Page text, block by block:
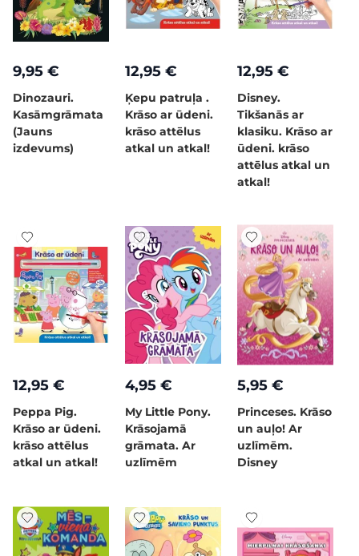
9,95 €
Dinozauri.
Kasāmgrāmata
(Jauns
izdevums)
12,95 €
Ķepu patruļa .
Krāso ar ūdeni.
krāso attēlus
atkal un atkal!
12,95 €
Disney.
Tikšanās ar
klasiku. Krāso ar
ūdeni. krāso
attēlus atkal un
atkal!
12,95 €
Peppa Pig.
Krāso ar ūdeni.
krāso attēlus
atkal un atkal!
4,95 €
My Little Pony.
Krāsojamā
grāmata. Ar
uzlīmēm
5,95 €
Princeses. Krāso
un auļo! Ar
uzlīmēm.
Disney